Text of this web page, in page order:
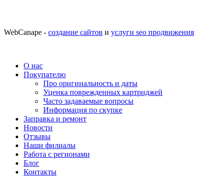
WebCanape - создание сайтов и услуги seo продвижения
О нас
Покупателю
Про оригинальность и даты
Уценка поврежденных картриджей
Часто задаваемые вопросы
Информация по скупке
Заправка и ремонт
Новости
Отзывы
Наши филиалы
Работа с регионами
Блог
Контакты